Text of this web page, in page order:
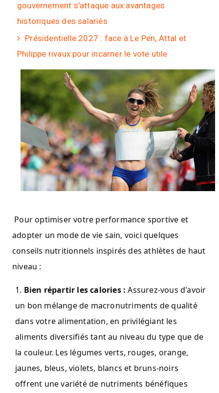
gouvernement s'attaque aux avantages
historiques des salariés
Présidentielle 2027 : face à Le Pen, Attal et
Philippe rivaux pour incarner le vote utile
Pour optimiser votre performance sportive et
adopter un mode de vie sain, voici quelques
conseils nutritionnels inspirés des athlètes de haut
niveau :
Bien répartir les calories : Assurez-vous d'avoir
un bon mélange de macronutriments de qualité
dans votre alimentation, en privilégiant les
aliments diversifiés tant au niveau du type que de
la couleur. Les légumes verts, rouges, orange,
jaunes, bleus, violets, blancs et bruns-noirs
offrent une variété de nutriments bénéfiques